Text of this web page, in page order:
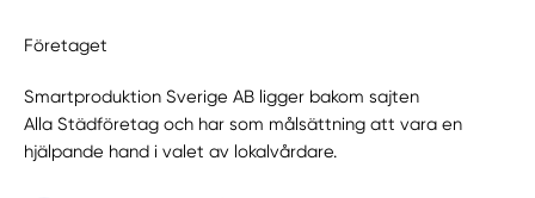
Företaget
Smartproduktion Sverige AB ligger bakom sajten
Alla Städföretag och har som målsättning att vara en
hjälpande hand i valet av lokalvårdare.